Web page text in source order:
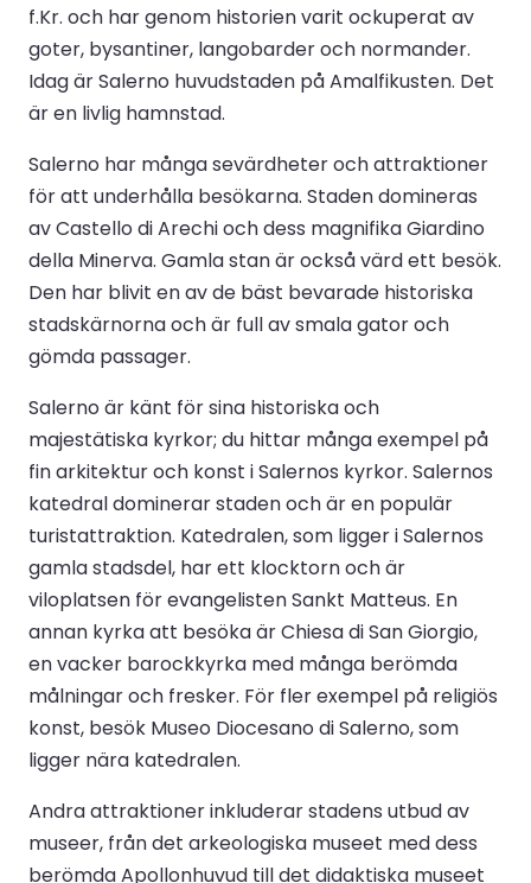
f.Kr. och har genom historien varit ockuperat av
goter, bysantiner, langobarder och normander.
Idag är Salerno huvudstaden på Amalfikusten. Det
är en livlig hamnstad.
Salerno har många sevärdheter och attraktioner
för att underhålla besökarna. Staden domineras
av Castello di Arechi och dess magnifika Giardino
della Minerva. Gamla stan är också värd ett besök.
Den har blivit en av de bäst bevarade historiska
stadskärnorna och är full av smala gator och
gömda passager.
Salerno är känt för sina historiska och
majestätiska kyrkor; du hittar många exempel på
fin arkitektur och konst i Salernos kyrkor. Salernos
katedral dominerar staden och är en populär
turistattraktion. Katedralen, som ligger i Salernos
gamla stadsdel, har ett klocktorn och är
viloplatsen för evangelisten Sankt Matteus. En
annan kyrka att besöka är Chiesa di San Giorgio,
en vacker barockkyrka med många berömda
målningar och fresker. För fler exempel på religiös
konst, besök Museo Diocesano di Salerno, som
ligger nära katedralen.
Andra attraktioner inkluderar stadens utbud av
museer, från det arkeologiska museet med dess
berömda Apollonhuvud till det didaktiska museet